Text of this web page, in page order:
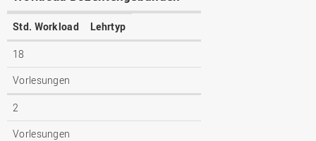
Std. Workload Lehrtyp
18
Vorlesungen
2
Vorlesungen